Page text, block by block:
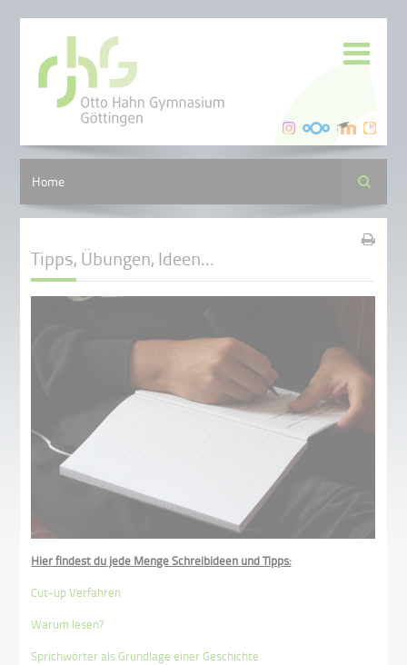
Home Suche
Tipps, Übungen, Ideen...
Hier findest du jede Menge Schreibideen und Tipps:
Cut-up Verfahren
Warum lesen?
Sprichwörter als Grundlage einer Geschichte